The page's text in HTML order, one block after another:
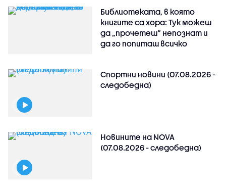
Библиотеката, в която
книгите са хора: Тук можеш
да „прочетеш“ непознат и
да го попиташ всичко
Спортни новини (07.08.2026 -
следобедна)
Новините на NOVA
(07.08.2026 - следобедна)